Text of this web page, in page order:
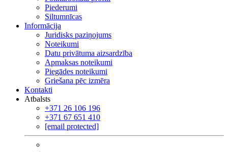
Piederumi
Siltumnīcas
Informācija
Juridisks paziņojums
Noteikumi
Datu privātuma aizsardzība
Apmaksas noteikumi
Piegādes noteikumi
Griešana pēc izmēra
Kontakti
Atbalsts
+371 26 106 196
+371 67 651 410
[email protected]